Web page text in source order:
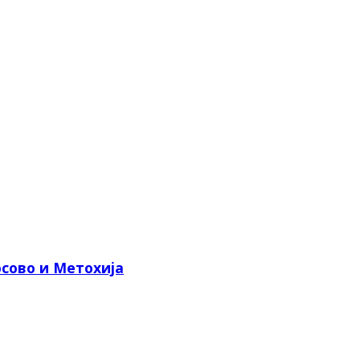
и Метохија